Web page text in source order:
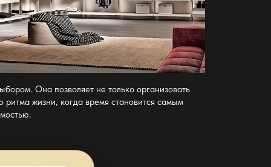
Она позволяет не только организовать
ритма жизни, когда время становится самым